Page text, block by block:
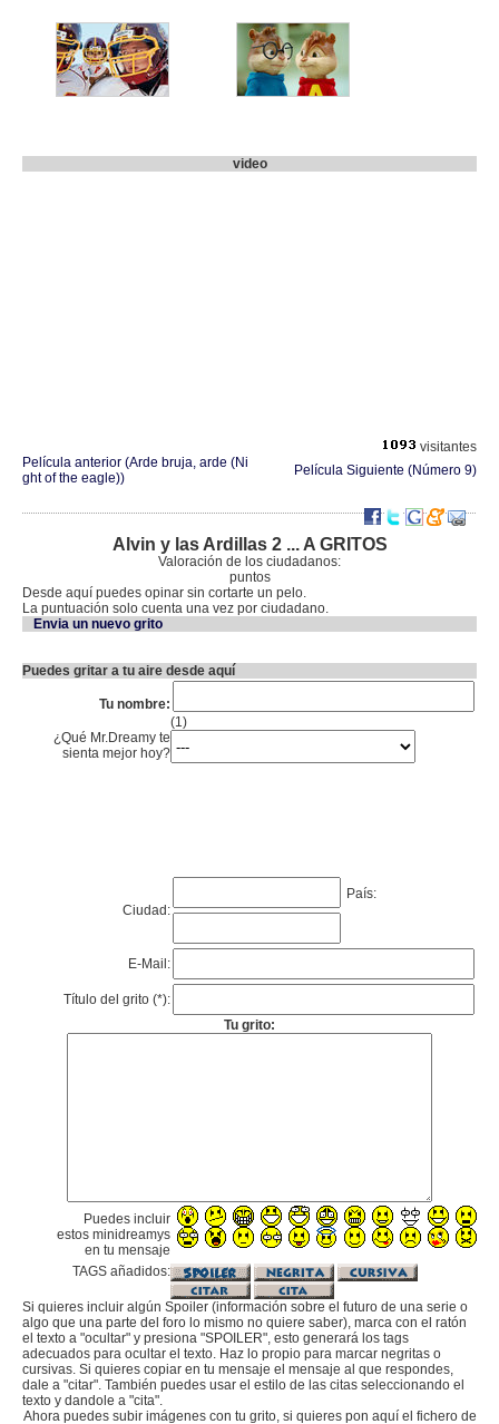
video
visitantes
Película anterior (Arde bruja, arde (Ni
ght of the eagle))
Película Siguiente (Número 9)
Alvin y las Ardillas 2 ... A GRITOS
Valoración de los ciudadanos:
puntos
Desde aquí puedes opinar sin cortarte un pelo.
La puntuación solo cuenta una vez por ciudadano.
Envia un nuevo grito
Puedes gritar a tu aire desde aquí
Tu nombre:
(1)
¿Qué Mr.Dreamy te
sienta mejor hoy?
Ciudad:
País:
E-Mail:
Título del grito (*):
Tu grito:
Puedes incluir
estos minidreamys
en tu mensaje
TAGS añadidos:
Si quieres incluir algún Spoiler (información sobre el futuro de una serie o
algo que una parte del foro lo mismo no quiere saber), marca con el ratón
el texto a "ocultar" y presiona "SPOILER", esto generará los tags
adecuados para ocultar el texto. Haz lo propio para marcar negritas o
cursivas. Si quieres copiar en tu mensaje el mensaje al que respondes,
dale a "citar". También puedes usar el estilo de las citas seleccionando el
texto y dandole a "cita".
Ahora puedes subir imágenes con tu grito, si quieres pon aquí el fichero de